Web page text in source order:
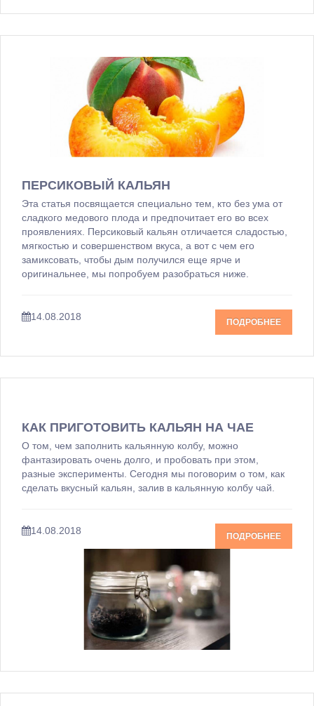
ПЕРСИКОВЫЙ КАЛЬЯН
Эта статья посвящается специально тем, кто без ума от
сладкого медового плода и предпочитает его во всех
проявлениях. Персиковый кальян отличается сладостью,
мягкостью и совершенством вкуса, а вот с чем его
замиксовать, чтобы дым получился еще ярче и
оригинальнее, мы попробуем разобраться ниже.
14.08.2018 ПОДРОБНЕЕ
КАК ПРИГОТОВИТЬ КАЛЬЯН НА ЧАЕ
О том, чем заполнить кальянную колбу, можно
фантазировать очень долго, и пробовать при этом,
разные эксперименты. Сегодня мы поговорим о том, как
сделать вкусный кальян, залив в кальянную колбу чай.
14.08.2018 ПОДРОБНЕЕ